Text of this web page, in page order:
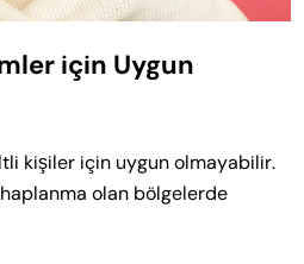
için Uygun
kişiler için uygun olmayabilir.
olan bölgelerde